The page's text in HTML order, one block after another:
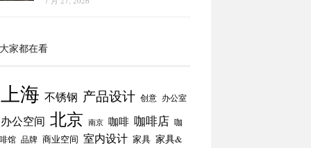
家都在看
上海 不锈钢 产品设计 创意 办公室
办公空间 北京 南京 咖啡 咖啡店 咖
馆 品牌 商业空间 室内设计 家具 家具&